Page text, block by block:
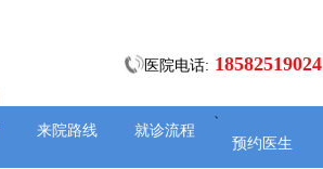
医院电话: 18582519024
、
来院路线
就诊流程
预约医生